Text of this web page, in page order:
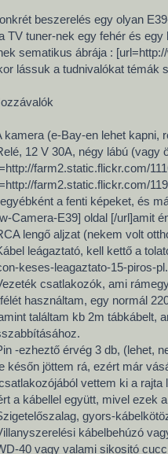
beszerelés egy olyan
TV tuner-nek egy fehér és
sematikus ábrája :
lássuk a tudnivalókat témák
kamera (e-Bay-en lehet
12 V 30A, négy lábú (vagy
farm2.static.flickr.com/
farm2.static.flickr.com/
a fenti képeket, és
Camera-E39] oldal [/url]amit
lengő aljzat (nekem volt
leágaztató, kell kettő a
keses-leagaztato-15-piros-
csatlakozók, ami
használtam, egy normál
találtam kb 2m tábkábelt,
-ezheztő érvég 3 db, (lehet,
későn jöttem rá, ezért már
vettem ki a
a kábellel együtt, mivel ezek
gyors-
kábelbehúzó
40 vagy valami sikositó